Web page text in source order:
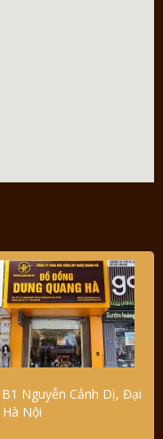
B1 Nguyễn Cảnh Dị, Đại
Nội